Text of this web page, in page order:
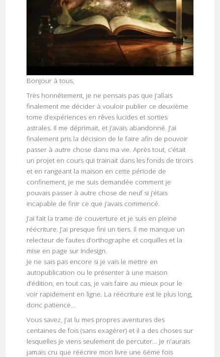
Bonjour à tous,
Très honnêtement, je ne pensais pas que j’allais
finalement me décider à vouloir publier ce deuxième
tome d’expériences en rêves lucides et sorties
astrales. Il me déprimait, et j’avais abandonné. J’ai
finalement pris la décision de le faire afin de pouvoir
passer à autre chose dans ma vie. Après tout, c’était
un projet en cours qui trainait dans les fonds de tiroirs
et en rangeant la maison en cette période de
confinement, je me suis demandée comment je
pouvais passer à autre chose de neuf si j’étais
incapable de finir ce que j’avais commencé.
J’ai fait la trame de couverture et je suis en pleine
réécriture. J’ai presque fini un tiers. Il me manque un
relecteur de fautes d’orthographe et coquilles et la
mise en page sur Indesign.
Je ne sais pas encore si je vais le mettre en
autopublication ou le présenter à une maison
d’édition, en tout cas, je vais faire au mieux pour le
voir rapidement en ligne. La réécriture est le plus long,
donc patience…
Vous savez, j’ai lu mes propres aventures des
centaines de fois (sans exagérer) et il a des choses sur
lesquelles je viens seulement de percuter… Je n’aurais
jamais cru que réécrire mon livre une 6ème fois